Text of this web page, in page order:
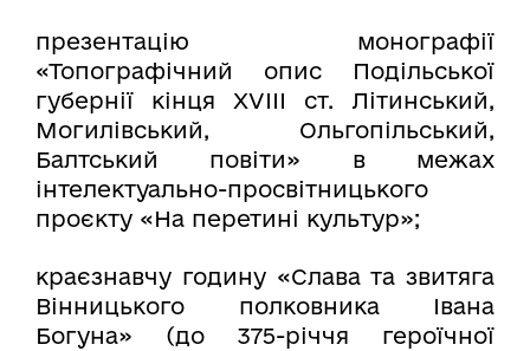
презентацію монографії
«Топографічний опис Подільської
губернії кінця ХVІІІ ст. Літинський,
Могилівський, Ольгопільський,
Балтський повіти»
в межах
інтелектуально-просвітницького
проєкту «На перетині культур»;
краєзнавчу годину «Слава та звитяга
Вінницького полковника Івана
Богуна» (до 375-річчя героїчної